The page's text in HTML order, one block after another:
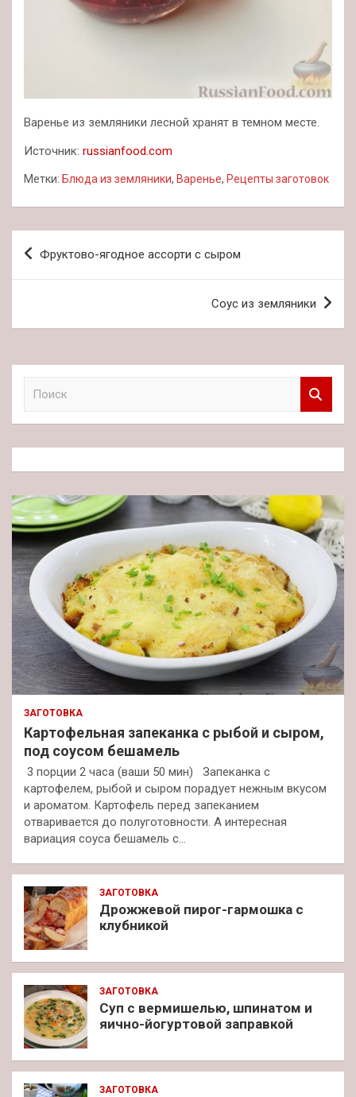
Варенье из земляники лесной хранят в темном месте.
Источник: russianfood.com
Метки: Блюда из земляники, Варенье, Рецепты заготовок
Навигация
Фруктово-ягодное ассорти с сыром
Соус из земляники
к
ЗАГОТОВКА
Картофельная запеканка с рыбой и сыром,
под соусом бешамель
3 порции 2 часа (ваши 50 мин) Запеканка с
картофелем, рыбой и сыром порадует нежным вкусом
и ароматом. Картофель перед запеканием
отваривается до полуготовности. А интересная
вариация соуса бешамель с…
ЗАГОТОВКА
Дрожжевой пирог-гармошка с
клубникой
ЗАГОТОВКА
Суп с вермишелью, шпинатом и
яично-йогуртовой заправкой
ЗАГОТОВКА